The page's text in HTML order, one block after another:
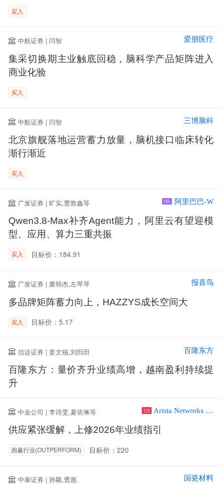
买入
中航证券 | 闫智 爱朋医疗
集采切换期主业触底回稳，脑科学产品矩阵进入
商业化验
买入
中航证券 | 闫智 三博脑科
北京旗舰落地运营蓄力放量，脑机接口临床转化
渐行渐近
买入
广发证券 | 旷实,曹敦鑫等 HK 阿里巴巴-W
Qwen3.8-Max补齐Agent能力，阿里云有望迎模
型、应用、算力三重共振
买入 目标价：184.91
广发证券 | 糜韩杰,左琴琴 报喜鸟
多品牌矩阵蓄力向上，HAZZYS成长空间大
买入 目标价：5.17
信达证券 | 姜文镪,刘田田 百隆东方
百隆东方：量价齐升业绩高增，越南盈利持续提
升
中金公司 | 李诗雯,夏依琳等 US Arista Networks Inc
供应紧张缓解，上修2026年业绩指引
跑赢行业(OUTPERFORM) 目标价：220
中泰证券 | 孙颖,曹惠 国瓷材料